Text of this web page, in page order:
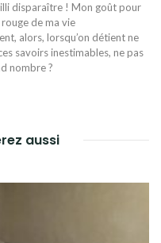
disparaître ! Mon goût pour
de ma vie
alors, lorsqu’on détient ne
savoirs inestimables, ne pas
nombre ?
aussi